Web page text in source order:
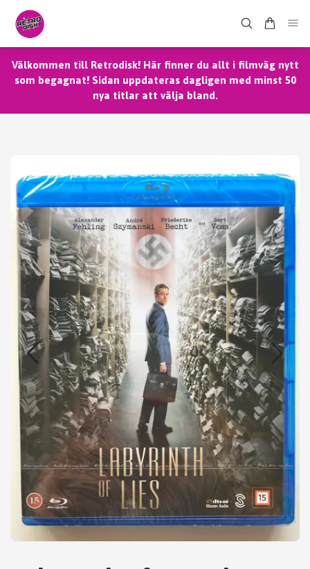
Välkommen till Retrodisk! Här finner du allt i filmväg nytt
som begagnat! Sidan uppdateras dagligen med minst 50
nya titlar att välja bland.